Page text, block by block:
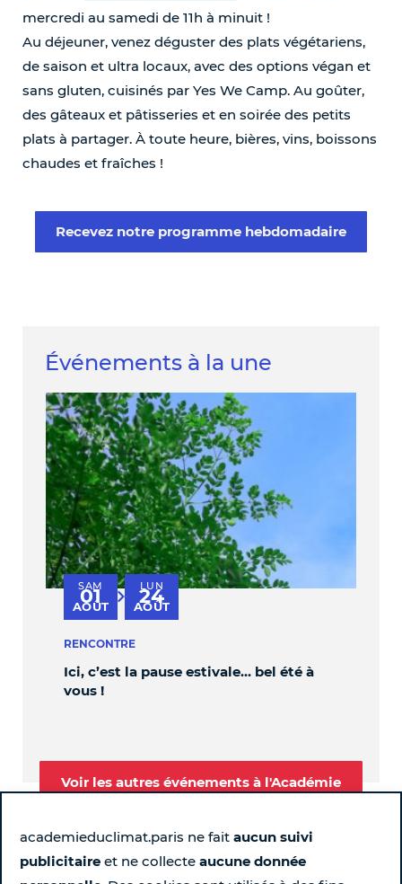
academieduclimat.paris ne fait aucun suivi
publicitaire et ne collecte aucune donnée
mercredi au samedi de 11h à minuit !
Au déjeuner, venez déguster des plats végétariens,
de saison et ultra locaux, avec des options végan et
sans gluten, cuisinés par Yes We Camp. Au goûter,
des gâteaux et pâtisseries et en soirée des petits
plats à partager. À toute heure, bières, vins, boissons
chaudes et fraîches !
Recevez notre programme hebdomadaire
Événements à la une
SAM
01
AOÛT au
LUN
24
AOÛT
RENCONTRE
Ici, c’est la pause estivale… bel été à
vous !
Voir les autres événements à l'Académie
Suivez-nous